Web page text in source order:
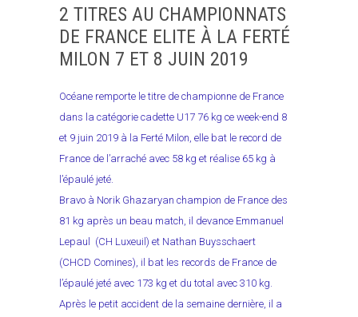
2 TITRES AU CHAMPIONNATS
DE FRANCE ELITE À LA FERTÉ
MILON 7 ET 8 JUIN 2019
Océane remporte le titre de championne de France
dans la catégorie cadette U17 76 kg ce week-end 8
et 9 juin 2019 à la Ferté Milon, elle bat le record de
France de l’arraché avec 58 kg et réalise 65 kg à
l’épaulé jeté.
Bravo à Norik Ghazaryan champion de France des
81 kg après un beau match, il devance Emmanuel
Lepaul (CH Luxeuil) et Nathan Buysschaert
(CHCD Comines), il bat les records de France de
l’épaulé jeté avec 173 kg et du total avec 310 kg.
Après le petit accident de la semaine dernière, il a